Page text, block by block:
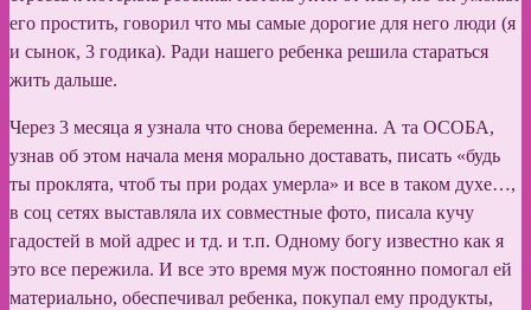
его простить, говорил что мы самые дорогие для него люди (я
и сынок, 3 годика). Ради нашего ребенка решила стараться
жить дальше.
Через 3 месяца я узнала что снова беременна. А та ОСОБА,
узнав об этом начала меня морально доставать, писать «будь
ты проклята, чтоб ты при родах умерла» и все в таком духе…,
в соц сетях выставляла их совместные фото, писала кучу
гадостей в мой адрес и тд. и т.п. Одному богу известно как я
это все пережила. И все это время муж постоянно помогал ей
материально, обеспечивал ребенка, покупал ему продукты,